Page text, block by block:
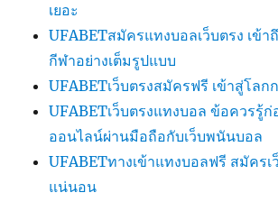
เยอะ
UFABETสมัครแทงบอลเว็บตรง เข้า
กีฬาอย่างเต็มรูปแบบ
UFABETเว็บตรงสมัครฟรี เข้าสู่โล
UFABETเว็บตรงแทงบอล ข้อควรรู้
ออนไลน์ผ่านมือถือกับเว็บพนันบอล
UFABETทางเข้าแทงบอลฟรี สมัครเ
แน่นอน